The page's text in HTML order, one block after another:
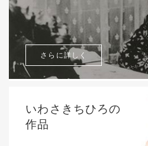
さらに詳しく
いわさきちひろの
作品